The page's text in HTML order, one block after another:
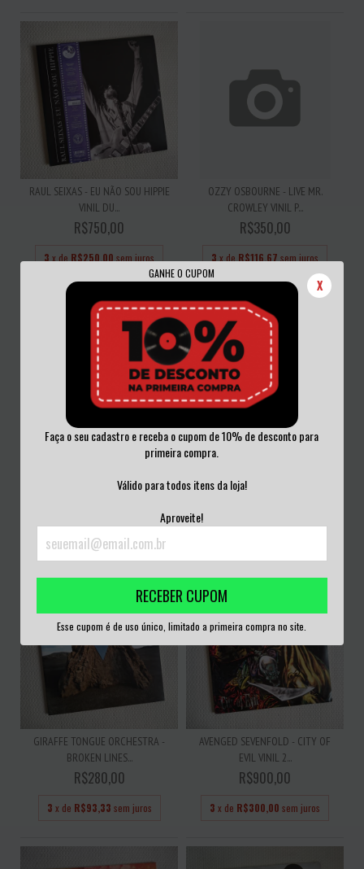
GANHE O CUPOM
X
Faça o seu cadastro e receba o cupom de 10% de desconto para
primeira compra.
Válido para todos itens da loja!
Aproveite!
RECEBER CUPOM
Esse cupom é de uso único, limitado a primeira compra no site.
RAUL SEIXAS - EU NÃO SOU HIPPIE
VINIL DU...
R$750,00
3 x de R$250,00 sem juros
OZZY OSBOURNE - LIVE MR.
CROWLEY VINIL P...
R$350,00
3 x de R$116,67 sem juros
VINIL 2022
MURDER... V...
GIRAFFE TONGUE ORCHESTRA -
BROKEN LINES...
R$280,00
3 x de R$93,33 sem juros
AVENGED SEVENFOLD - CITY OF
EVIL VINIL 2...
R$900,00
3 x de R$300,00 sem juros